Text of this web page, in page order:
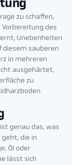
zu schaffen,
des
Unebenheiten
diesem sauberen
in mehreren
ausgehärtet,
zu
genau das, was
die in
Öl oder
lässt sich